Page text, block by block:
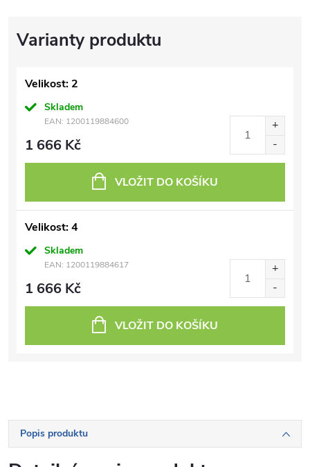
Velikost: 2
Skladem
EAN: 1200119884600
1 666 Kč
VLOŽIT DO KOŠÍKU
Velikost: 4
Skladem
EAN: 1200119884617
1 666 Kč
VLOŽIT DO KOŠÍKU
Popis produktu